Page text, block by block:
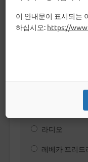
우편 발송
직접 배달된
라디오
레베카 프리드
이 안내문이 표시되는
하십시오: https://